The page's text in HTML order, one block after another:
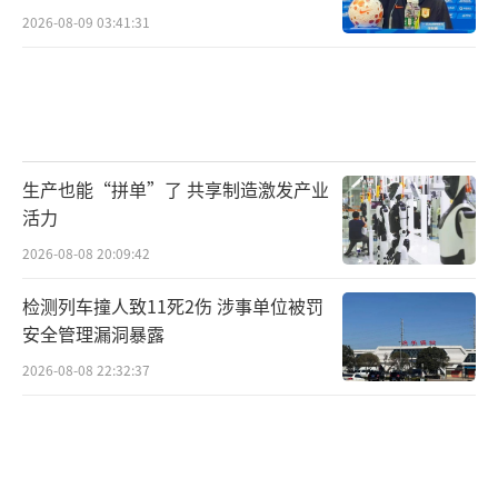
2026-08-09 03:41:31
生产也能“拼单”了 共享制造激发产业
活力
2026-08-08 20:09:42
检测列车撞人致11死2伤 涉事单位被罚
安全管理漏洞暴露
2026-08-08 22:32:37